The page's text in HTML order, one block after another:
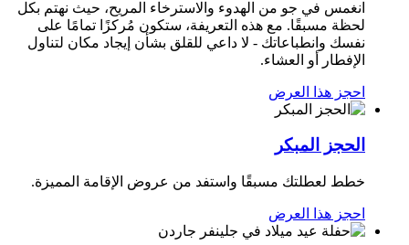
انغمس في جو من الهدوء والاسترخاء المريح، حيث نهتم بكل
لحظة مسبقًا. مع هذه التعريفة، ستكون مُركزًا تمامًا على
نفسك وانطباعاتك - لا داعي للقلق بشأن إيجاد مكان لتناول
الإفطار أو العشاء.
احجز هذا العرض
الحجز المبكر
خطط لعطلتك مسبقًا واستفد من عروض الإقامة المميزة.
احجز هذا العرض